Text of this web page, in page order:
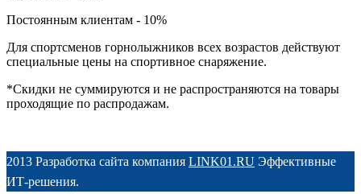
Постоянным клиентам - 10%
Для спортсменов горнолыжников всех возрастов действуют
специальные цены на спортивное снаряжение.
*Скидки не суммируются и не распространяются на товары
проходящие по распродажам.
2013 Разработка сайта компания LINK01.RU Эффективные
ИТ-решения.